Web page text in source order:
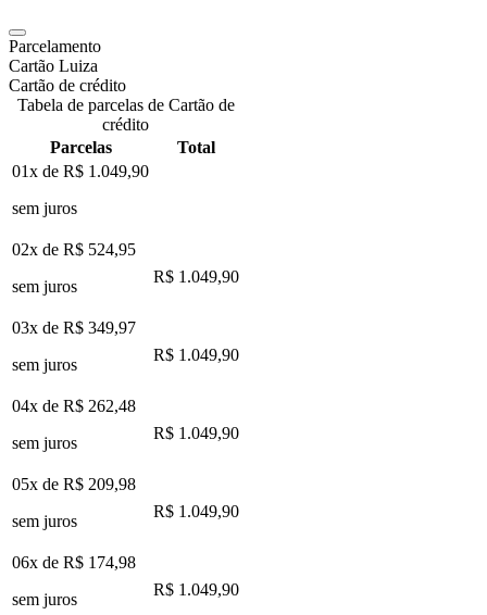
Parcelamento
Cartão Luiza
Cartão de crédito
Tabela de parcelas de Cartão de
crédito
Parcelas
Total
01x de R$ 1.049,90
sem juros
02x de R$ 524,95
sem juros
R$ 1.049,90
03x de R$ 349,97
sem juros
R$ 1.049,90
04x de R$ 262,48
sem juros
R$ 1.049,90
05x de R$ 209,98
sem juros
R$ 1.049,90
06x de R$ 174,98
sem juros
R$ 1.049,90